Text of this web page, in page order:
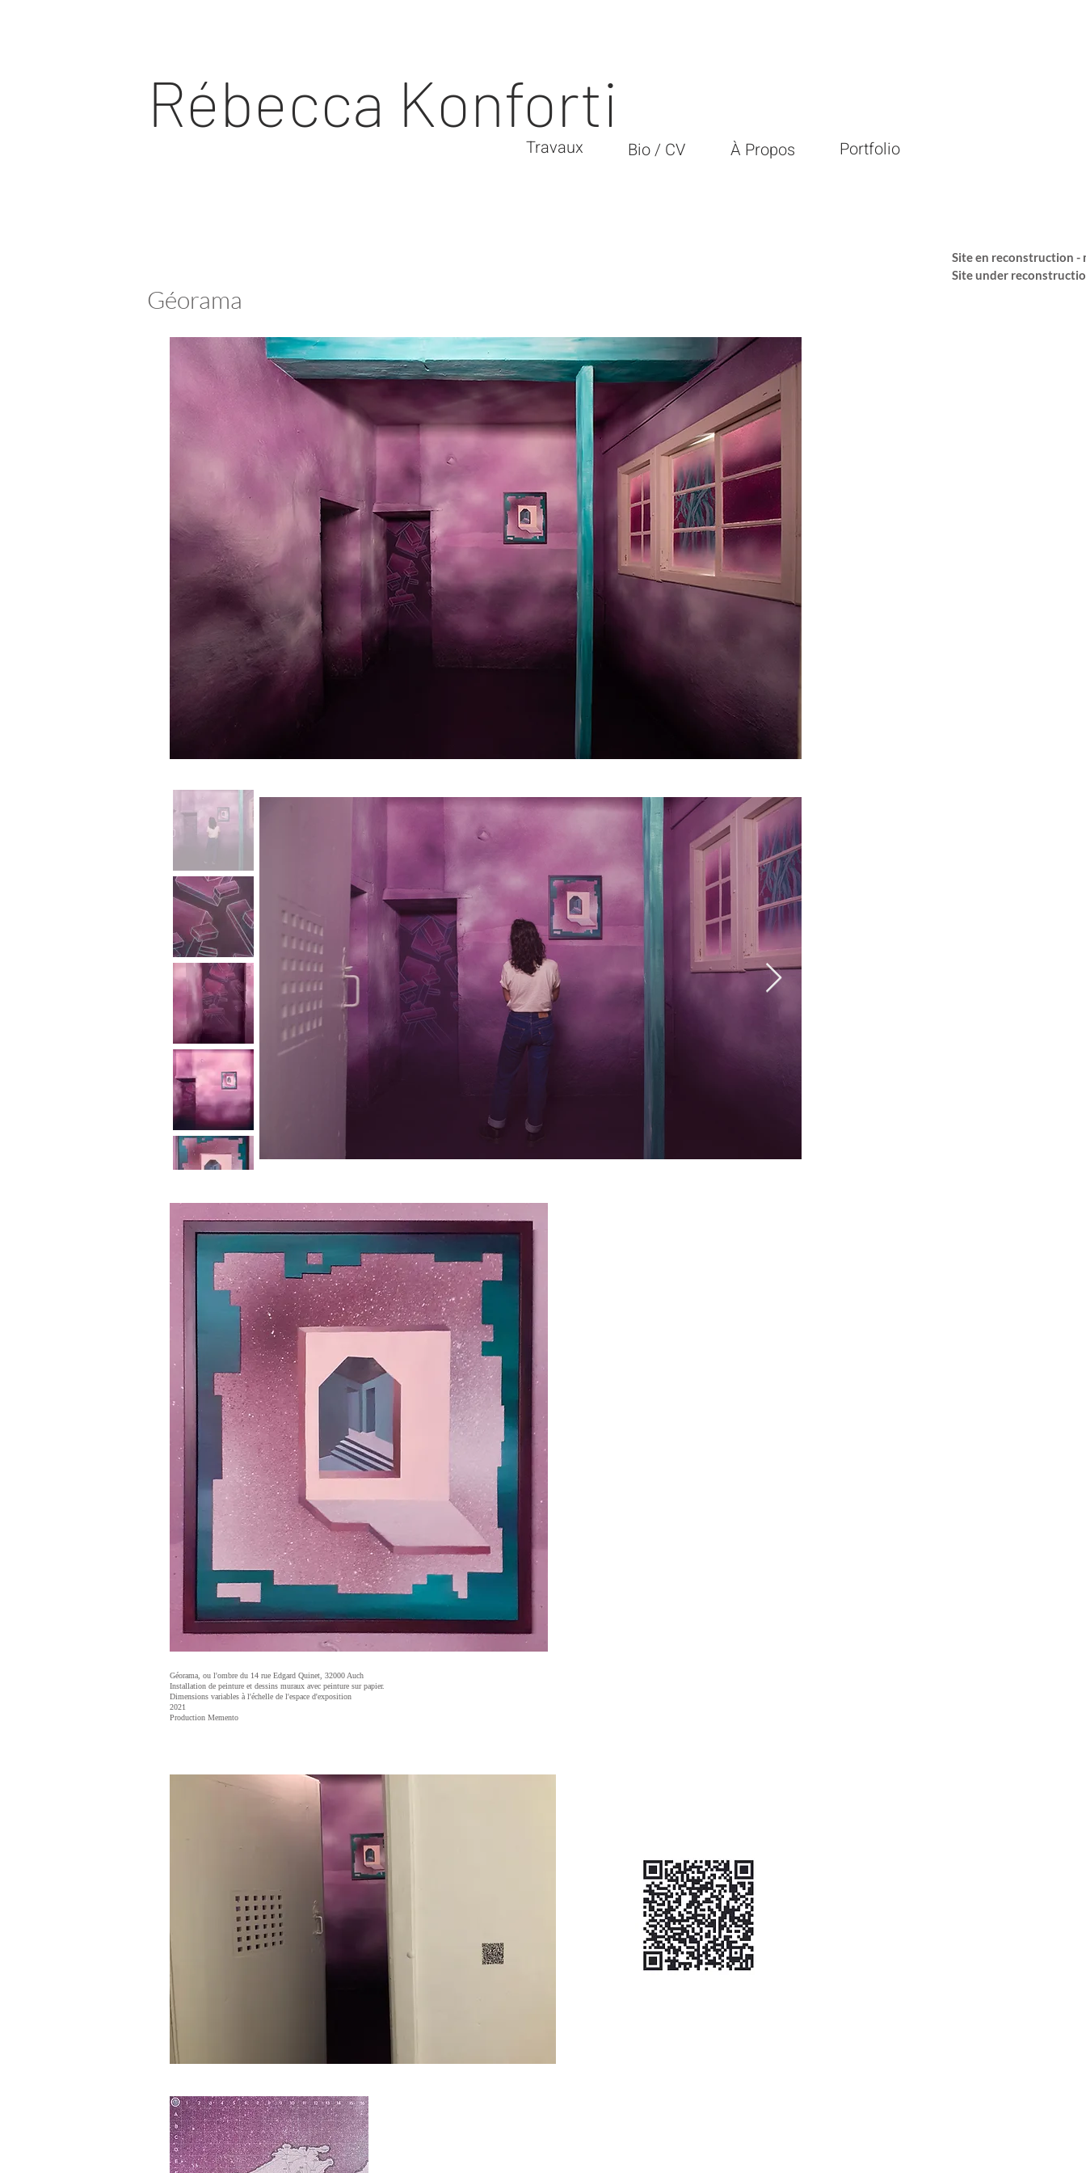
Rébecca Konforti
Travaux Bio / CV À Propos Portfolio
Site en reconstruction -
Site under
Géorama
Géorama, ou l'ombre du 14 rue Edgard Quinet, 32000 Auch
Installation de peinture et dessins muraux avec peinture sur papier.
Dimensions variables à l'échelle de l'espace d'exposition
2021
Production Memento